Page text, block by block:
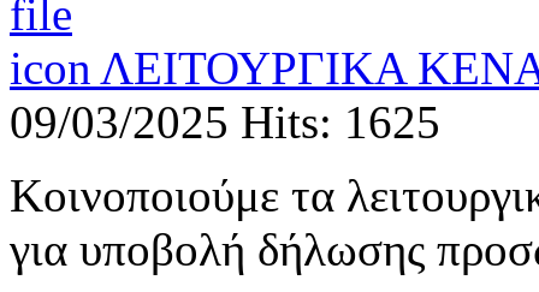
ΛΕΙΤΟΥΡΓΙΚΑ
09/03/2025 Hits: 1625
Κοινοποιούμε τα
για υποβολή δήλωσης